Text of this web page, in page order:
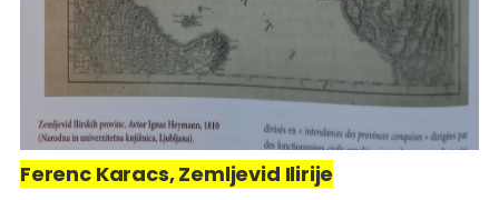
Ferenc Karacs, Zemljevid Ilirije